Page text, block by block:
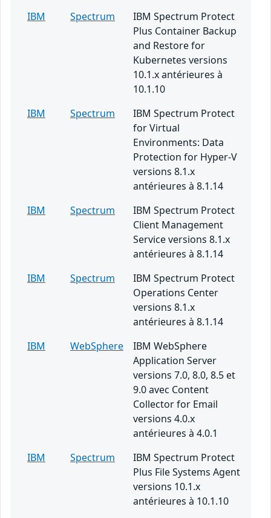
IBM
Spectrum
IBM Spectrum Protect
Plus Container Backup
and Restore for
Kubernetes versions
10.1.x antérieures à
10.1.10
IBM
Spectrum
IBM Spectrum Protect
for Virtual
Environments: Data
Protection for Hyper-V
versions 8.1.x
antérieures à 8.1.14
IBM
Spectrum
IBM Spectrum Protect
Client Management
Service versions 8.1.x
antérieures à 8.1.14
IBM
Spectrum
IBM Spectrum Protect
Operations Center
versions 8.1.x
antérieures à 8.1.14
IBM
WebSphere
IBM WebSphere
Application Server
versions 7.0, 8.0, 8.5 et
9.0 avec Content
Collector for Email
versions 4.0.x
antérieures à 4.0.1
IBM
Spectrum
IBM Spectrum Protect
Plus File Systems Agent
versions 10.1.x
antérieures à 10.1.10